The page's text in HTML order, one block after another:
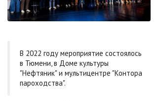
В 2022 году мероприятие состоялось
в Тюмени, в Доме культуры
"Нефтяник" и мультицентре "Контора
пароходства".